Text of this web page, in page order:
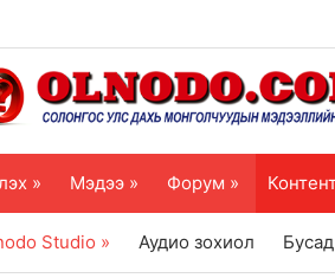
» Мэдээ » Форум »
Studio » Аудио зохиол